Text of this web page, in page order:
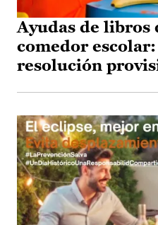
Ayudas de libros
comedor
resolución